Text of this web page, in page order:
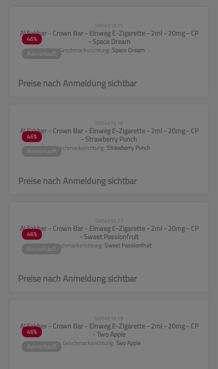
46%
Ausverkauft
SW54516.15
Al Fakher - Crown Bar - Einweg E-Zigarette - 2ml - 20mg - CP
- Space Dream
Geschmacksrichtung: Space Dream
Preise nach Anmeldung sichtbar
46%
Ausverkauft
SW54516.16
Al Fakher - Crown Bar - Einweg E-Zigarette - 2ml - 20mg - CP
- Strawberry Punch
Geschmacksrichtung: Strawberry Punch
Preise nach Anmeldung sichtbar
46%
Ausverkauft
SW54516.17
Al Fakher - Crown Bar - Einweg E-Zigarette - 2ml - 20mg - CP
- Sweet Passionfruit
Geschmacksrichtung: Sweet Passionfruit
Preise nach Anmeldung sichtbar
46%
Ausverkauft
SW54516.18
Al Fakher - Crown Bar - Einweg E-Zigarette - 2ml - 20mg - CP
- Two Apple
Geschmacksrichtung: Two Apple